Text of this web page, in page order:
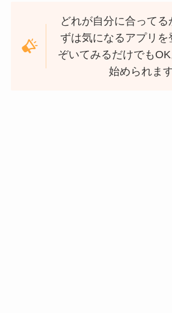
どれが自分に合ってる
ずは気になるアプリ
ぞいてみるだけでも
始められま